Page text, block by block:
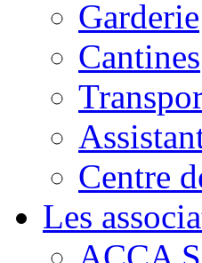
Garderie
Cantines
Centre
Les